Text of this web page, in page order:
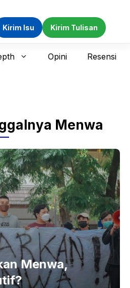
Kirim Isu Kirim Tulisan
Opini Resensi
Menwa
Menwa,